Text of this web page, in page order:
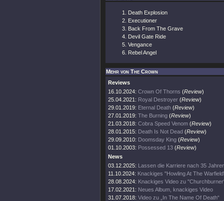
Death Explosion
Executioner
Back From The Grave
Devil Gate Ride
Vengance
Rebel Angel
Mehr von The Crown
Reviews
16.10.2024: Crown Of Thorns (Review)
25.04.2021: Royal Destroyer (Review)
29.01.2019: Eternal Death (Review)
27.01.2019: The Burning (Review)
21.03.2018: Cobra Speed Venom (Review)
28.01.2015: Death Is Not Dead (Review)
29.09.2010: Doomsday King (Review)
01.10.2003: Possessed 13 (Review)
News
03.12.2025: Lassen die Karriere nach 35
11.10.2024: Knackiges "Howling At The
28.08.2024: Knackiges Video zu
17.02.2021: Neues Album, knackiges Video
31.07.2018: Video zu „In The Name Of Death“